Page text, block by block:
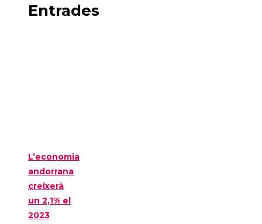
Entrades
L’economia
andorrana
creixerà
un 2,1% el
2023